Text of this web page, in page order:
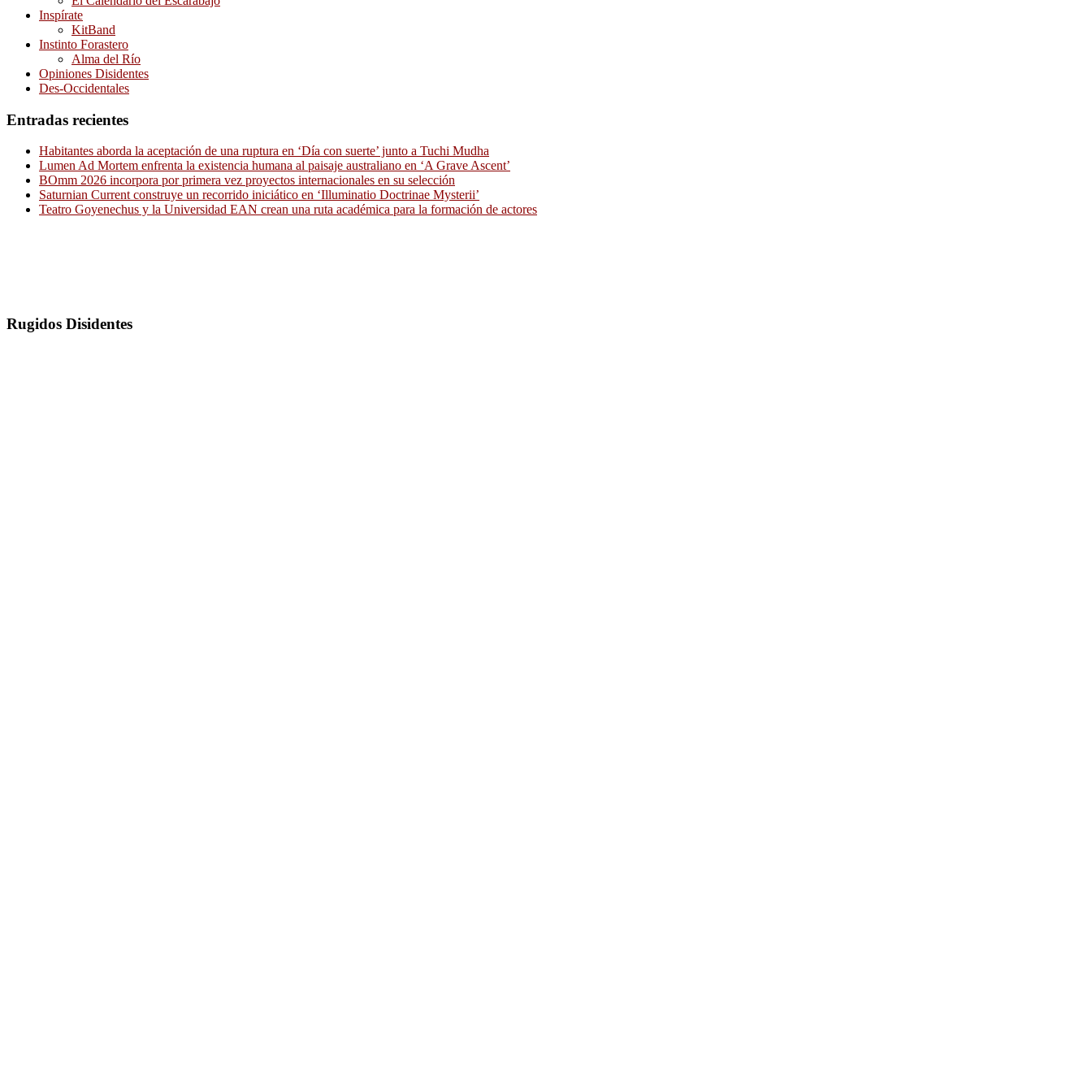
Inspírate
KitBand
Instinto Forastero
Alma del Río
Opiniones Disidentes
Des-Occidentales
Entradas recientes
Habitantes aborda la aceptación de una ruptura en ‘Día con suerte’ junto a Tuchi Mudha
Lumen Ad Mortem enfrenta la existencia humana al paisaje australiano en ‘A Grave Ascent’
BOmm 2026 incorpora por primera vez proyectos internacionales en su selección
Saturnian Current construye un recorrido iniciático en ‘Illuminatio Doctrinae Mysterii’
Teatro Goyenechus y la Universidad EAN crean una ruta académica para la formación de actores
Rugidos Disidentes